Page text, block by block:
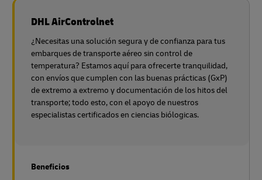
DHL AirControlnet
¿Necesitas una solución segura y de confianza para tus
embarques de transporte aéreo sin control de
temperatura? Estamos aquí para ofrecerte tranquilidad,
con envíos que cumplen con las buenas prácticas (GxP)
de extremo a extremo y documentación de los hitos del
transporte; todo esto, con el apoyo de nuestros
especialistas certificados en ciencias biólogicas.
Beneficios